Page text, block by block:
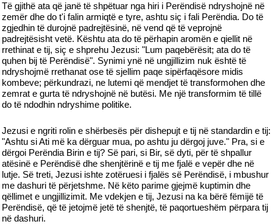
Të gjithë ata që janë të shpëtuar nga hiri i Perëndisë ndryshojnë në
zemër dhe do t'i falin armiqtë e tyre, ashtu siç i fali Perëndia. Do të
zgjedhin të durojnë padrejtësinë, në vend që të veprojnë
padrejtësisht vetë. Kështu ata do të përhapin aromën e qiellit në
rrethinat e tij, siç e shprehu Jezusi: "Lum paqebërësit; ata do të
quhen bij të Perëndisë". Synimi ynë në ungjillizim nuk është të
ndryshojmë rrethanat ose të sjellim paqe sipërfaqësore midis
kombeve; përkundrazi, ne lutemi që mendjet të transformohen dhe
zemrat e gurta të ndryshojnë në butësi. Me një transformim të tillë
do të ndodhin ndryshime politike.
Jezusi e ngriti rolin e shërbesës për dishepujt e tij në standardin e tij:
"Ashtu si Ati më ka dërguar mua, po ashtu ju dërgoj juve." Pra, si e
dërgoi Perëndia Birin e tij? Së pari, si Bir, së dyti, për të shpallur
atësinë e Perëndisë dhe shenjtërinë e tij me fjalë e vepër dhe në
lutje. Së treti, Jezusi ishte zotëruesi i fjalës së Perëndisë, i mbushur
me dashuri të përjetshme. Në këto parime gjejmë kuptimin dhe
qëllimet e ungjillizimit. Me vdekjen e tij, Jezusi na ka bërë fëmijë të
Perëndisë, që të jetojmë jetë të shenjtë, të paqortueshëm përpara tij
në dashuri.